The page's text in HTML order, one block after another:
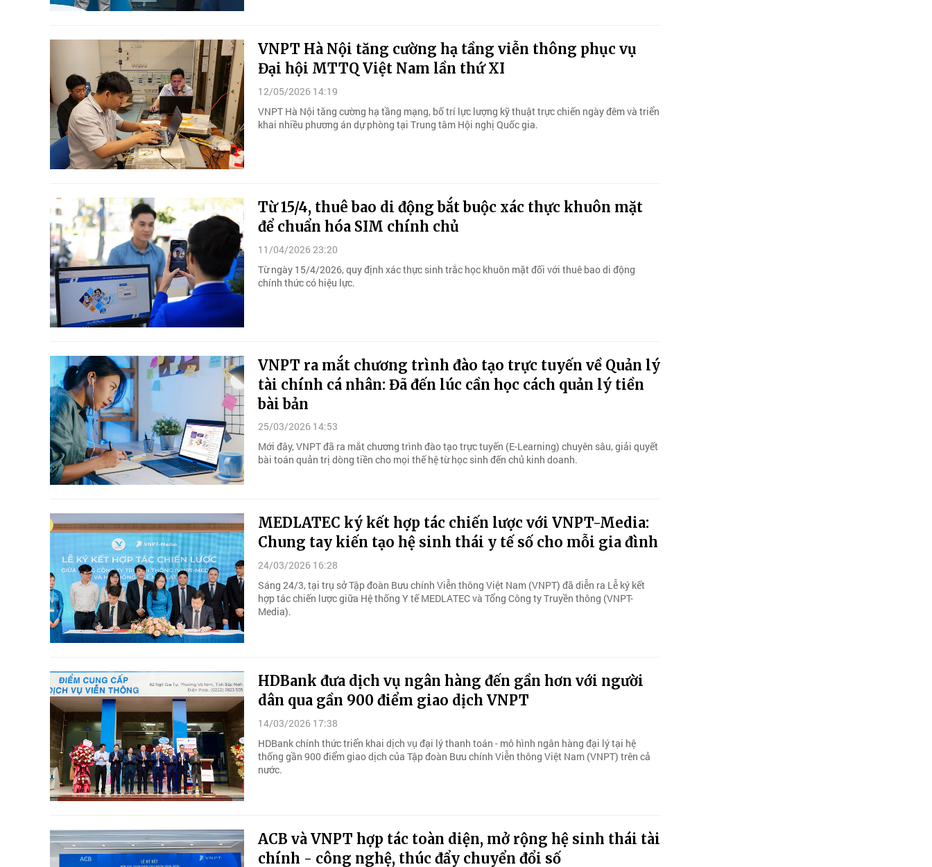
VNPT Hà Nội tăng cường hạ tầng viễn thông phục vụ
Đại hội MTTQ Việt Nam lần thứ XI
12/05/2026 14:19
VNPT Hà Nội tăng cường hạ tầng mạng, bố trí lực lượng kỹ thuật trực chiến ngày đêm và triển
khai nhiều phương án dự phòng tại Trung tâm Hội nghị Quốc gia.
Từ 15/4, thuê bao di động bắt buộc xác thực khuôn mặt
để chuẩn hóa SIM chính chủ
11/04/2026 23:20
Từ ngày 15/4/2026, quy định xác thực sinh trắc học khuôn mặt đối với thuê bao di động
chính thức có hiệu lực.
VNPT ra mắt chương trình đào tạo trực tuyến về Quản lý
tài chính cá nhân: Đã đến lúc cần học cách quản lý tiền
bài bản
25/03/2026 14:53
Mới đây, VNPT đã ra mắt chương trình đào tạo trực tuyến (E-Learning) chuyên sâu, giải quyết
bài toán quản trị dòng tiền cho mọi thế hệ từ học sinh đến chủ kinh doanh.
MEDLATEC ký kết hợp tác chiến lược với VNPT-Media:
Chung tay kiến tạo hệ sinh thái y tế số cho mỗi gia đình
24/03/2026 16:28
Sáng 24/3, tại trụ sở Tập đoàn Bưu chính Viễn thông Việt Nam (VNPT) đã diễn ra Lễ ký kết
hợp tác chiến lược giữa Hệ thống Y tế MEDLATEC và Tổng Công ty Truyền thông (VNPT-
Media).
HDBank đưa dịch vụ ngân hàng đến gần hơn với người
dân qua gần 900 điểm giao dịch VNPT
14/03/2026 17:38
HDBank chính thức triển khai dịch vụ đại lý thanh toán - mô hình ngân hàng đại lý tại hệ
thống gần 900 điểm giao dịch của Tập đoàn Bưu chính Viễn thông Việt Nam (VNPT) trên cả
nước.
ACB và VNPT hợp tác toàn diện, mở rộng hệ sinh thái tài
chính - công nghệ, thúc đẩy chuyển đổi số